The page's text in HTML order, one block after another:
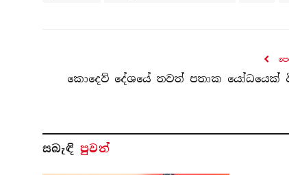
කොදෙව් දේශයේ තවත් පතාක යෝධයෙක්
සබැ​ඳි පුවත්